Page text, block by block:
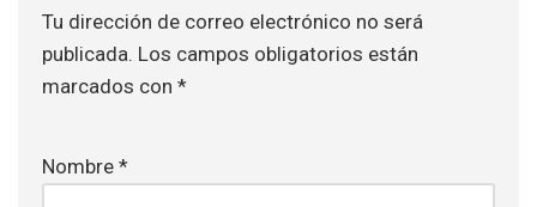
Tu dirección de correo electrónico no será
publicada. Los campos obligatorios están
marcados con *
Nombre *